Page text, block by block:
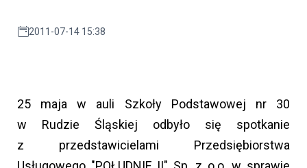
2011-07-14 15:38
25 maja w auli Szkoły Podstawowej nr 30
w Rudzie Śląskiej odbyło się spotkanie
z przedstawicielami Przedsiębiorstwa